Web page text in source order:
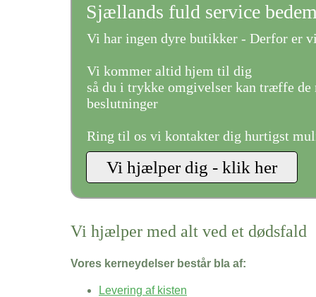
Sjællands fuld service
Vi har ingen dyre butikker - Derfor er
Vi kommer altid hjem til dig
så du i trykke omgivelser kan træffe de
beslutninger
Ring til os vi kontakter dig hurtigst
Vi hjælper med alt ved et dødsfald
Vores kerneydelser består bla af:
Levering af kisten